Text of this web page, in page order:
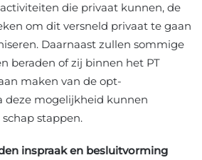
activiteiten die privaat kunnen, de
om dit versneld privaat te gaan
Daarnaast zullen sommige
beraden of zij binnen het PT
maken van de opt-
deze mogelijkheid kunnen
stappen.
inspraak en besluitvorming